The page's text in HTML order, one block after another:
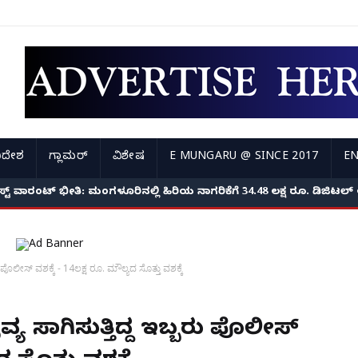
ಗ್ಲಾಮರ್ ವಿಶೇಷ E MUNGARU @ SINCE 2017
ವಾರಂಟ್ ಭೀತಿ: ಮಂಗಳೂರಿನಲ್ಲಿ ಹಿರಿಯ ನಾಗರಿಕೆಗೆ 34.48 ಲಕ್ಷ ರೂ.
ಸೋಗಿನಲ್ಲಿ ಬಂದ ಖದೀಮರು; ವೃದ್ಧೆಯ ಬಾಯಿ ಮುಚ್ಚಿ 3 ಲಕ್ಷದ
ವಶಕ್ಕೆ - 14ಲಕ್ಷ ರೂ. ಮೌಲ್ಯದ ಸೊತ್ತು ವಶಕ್ಕೆ
ಸಾಗಿಸುತ್ತಿದ್ದ ಇಬ್ಬರು ಪೊಲೀಸ್